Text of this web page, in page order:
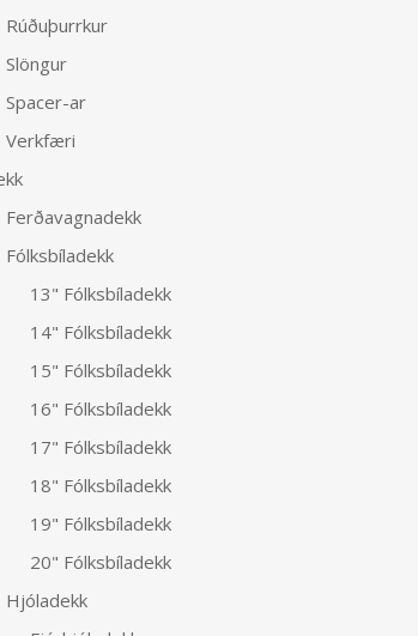
Rúðuþurrkur
Slöngur
Spacer-ar
Verkfæri
Ferðavagnadekk
Fólksbíladekk
13" Fólksbíladekk
14" Fólksbíladekk
15" Fólksbíladekk
16" Fólksbíladekk
17" Fólksbíladekk
18" Fólksbíladekk
19" Fólksbíladekk
20" Fólksbíladekk
Hjóladekk